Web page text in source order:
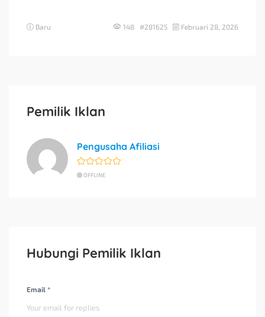
Baru 148 #281625 Februari 28, 2026
Pemilik Iklan
Pengusaha Afiliasi
OFFLINE
Hubungi Pemilik Iklan
Email *